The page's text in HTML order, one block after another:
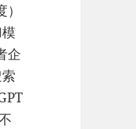
企